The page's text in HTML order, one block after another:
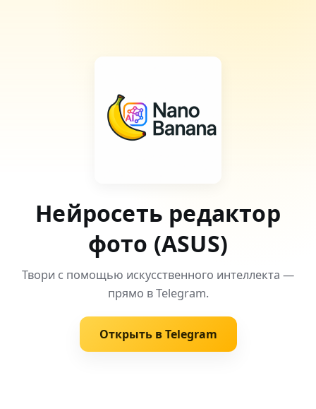
Нейросеть редактор
фото (ASUS)
Твори с помощью искусственного интеллекта —
прямо в Telegram.
Открыть в Telegram